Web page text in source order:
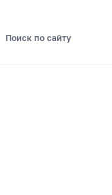
Поиск по сайту